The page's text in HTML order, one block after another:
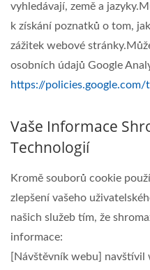
vyhledávají, země a
k získání poznatků o tom,
zážitek webové
osobních údajů Google
https://
Vaše Informace
Technologií
Kromě souborů cookie
zlepšení vašeho
našich služeb tím, že
informace:
[Návštěvník webu] navštívil